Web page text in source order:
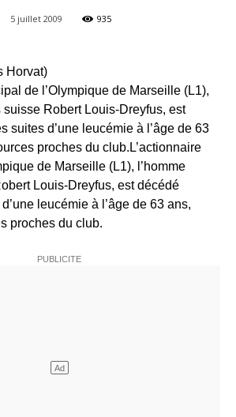
5 juillet 2009 935
Horvat)
de l’Olympique de Marseille (L1),
suisse Robert Louis-Dreyfus, est
suites d’une leucémie à l’âge de 63
proches du club.L’actionnaire
de Marseille (L1), l’homme
Louis-Dreyfus, est décédé
leucémie à l’âge de 63 ans,
proches du club.